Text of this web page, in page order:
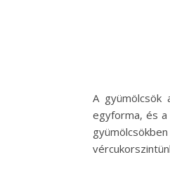
A gyümölcsök
egyforma, és